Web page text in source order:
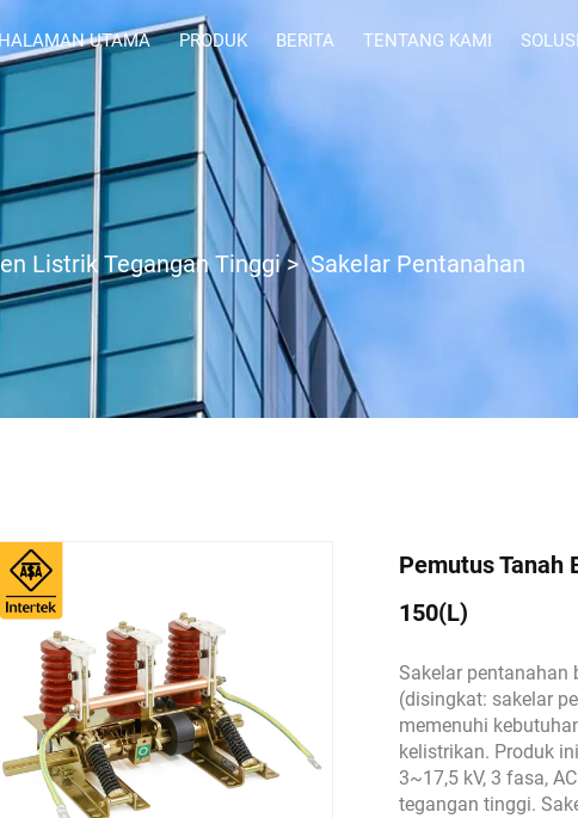
UTAMA PRODUK BERITA TENTANG KAMI SOLUSI
Listrik Tegangan Tinggi>Sakelar Pentanahan
Pemutus Tanah
150(L)
Sakelar pentanahan
(disingkat: sakelar
memenuhi
kelistrikan. Produk
3~17,5 kV, 3 fasa,
tegangan tinggi.